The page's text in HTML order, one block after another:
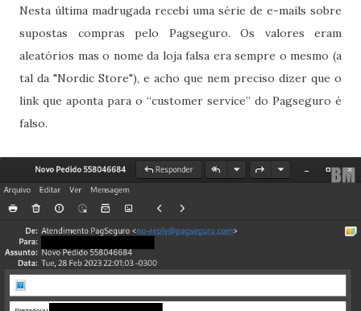
Nesta última madrugada recebi uma série de e-mails sobre
supostas compras pelo Pagseguro. Os valores eram
aleatórios mas o nome da loja falsa era sempre o mesmo (a
tal da "Nordic Store"), e acho que nem preciso dizer que o
link que aponta para o “customer service” do Pagseguro é
falso.